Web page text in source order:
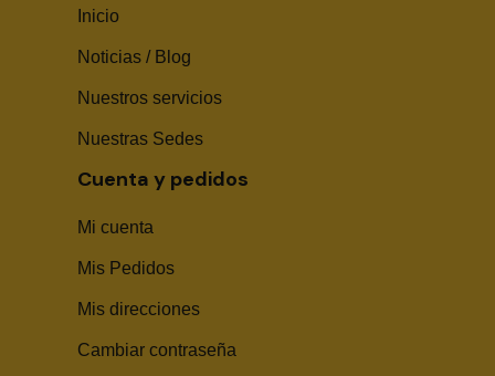
Inicio
Noticias / Blog
Nuestros servicios
Nuestras Sedes
Cuenta y pedidos
Mi cuenta
Mis Pedidos
Mis direcciones
Cambiar contraseña